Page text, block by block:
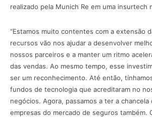
realizado pela Munich Re em uma insurtech
“Estamos muito contentes com a extensão
recursos vão nos ajudar a desenvolver
nossos parceiros e a manter um ritmo
das vendas. Ao mesmo tempo, esse
ser um reconhecimento. Até então,
fundos de tecnologia que acreditaram no
negócios. Agora, passamos a ter a chancela
empresas do mercado de seguros também.